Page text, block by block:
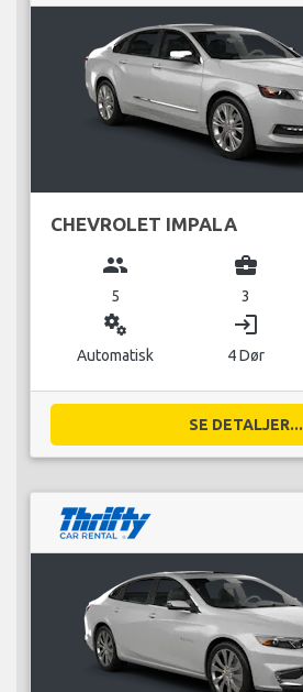
CHEVROLET IMPALA
group
5
business_center
3
miscellaneous_services
Automatisk
login
4 Dør
SE DETALJER...